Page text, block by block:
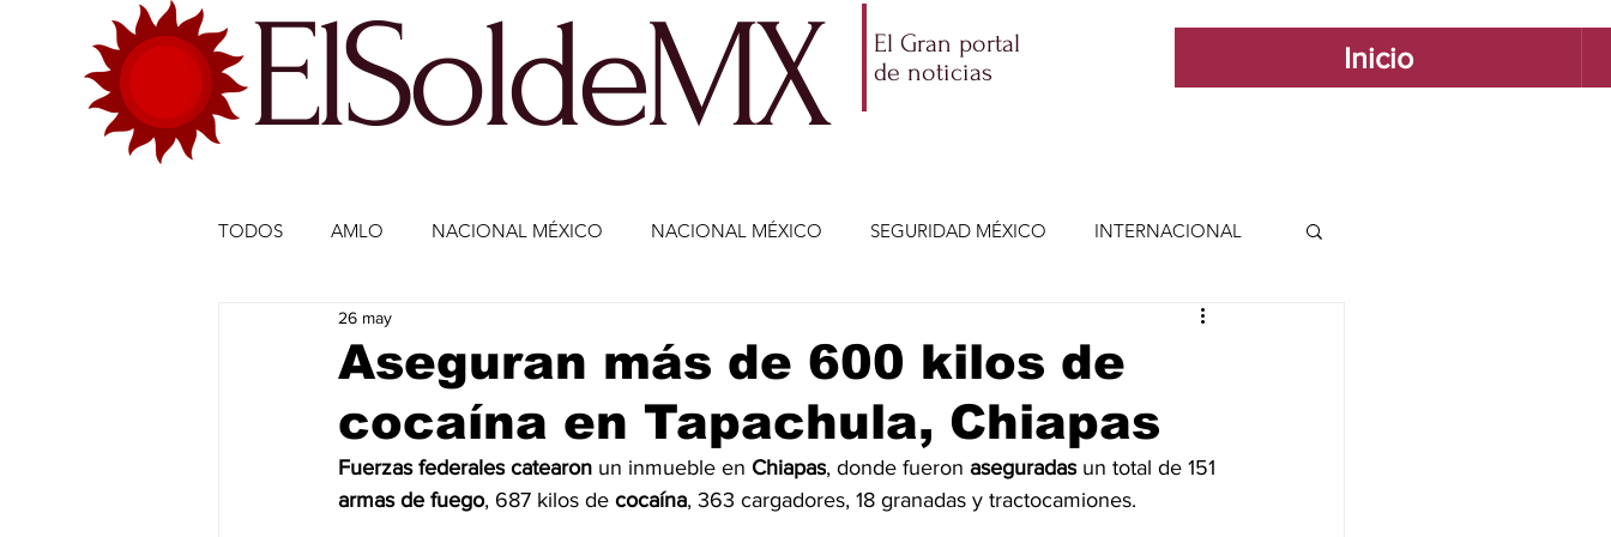
ElSoldeMX
El Gran portal
de noticias
Inicio
TODOS AMLO NACIONAL MÉXICO NACIONAL MÉXICO SEGURIDAD MÉXICO INTERNACIONAL
ECONOMÍA MÉXICO ECONOMÍA INTERNACIONAL
DEPORTES DEPORTES CIENCIA Y TECNOLOGÍA ENTRETENIMIENTO VIDA Y ESTILO
JALISCO-ENRIQUE ALFARO
Aseguran más de 600 kilos de
cocaína en Tapachula, Chiapas
26 may
Fuerzas federales catearon un inmueble en Chiapas, donde fueron aseguradas un total de 151
armas de fuego, 687 kilos de cocaína, 363 cargadores, 18 granadas y tractocamiones.